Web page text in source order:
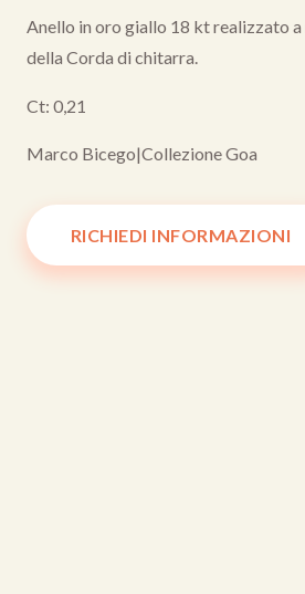
Anello in oro giallo 18 kt realizzato a
della Corda di chitarra.
Ct: 0,21
Marco Bicego|Collezione Goa
RICHIEDI INFORMAZIONI